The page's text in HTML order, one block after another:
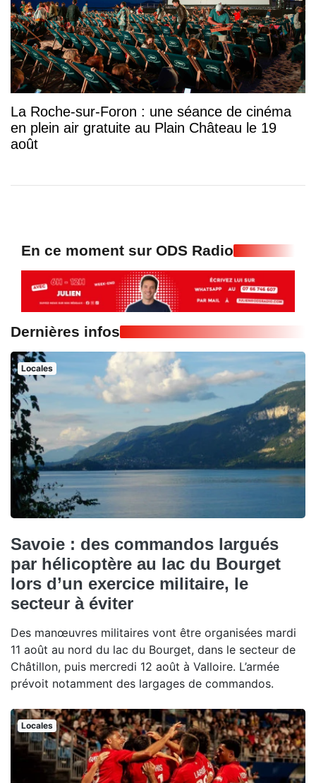
La Roche-sur-Foron : une séance de cinéma
en plein air gratuite au Plain Château le 19
août
En ce moment sur ODS Radio
Dernières infos
Locales
Savoie : des commandos largués
par hélicoptère au lac du Bourget
lors d’un exercice militaire, le
secteur à éviter
Des manœuvres militaires vont être organisées mardi
11 août au nord du lac du Bourget, dans le secteur de
Châtillon, puis mercredi 12 août à Valloire. L’armée
prévoit notamment des largages de commandos.
Locales